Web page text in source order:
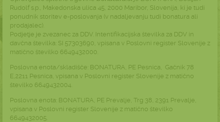
Rudolf s.p., Makedonska ulica 45, 2000 Maribor, Slovenija, ki je tudi
ponudnik storitev e-poslovanja (v nadaljevanju tudi bonatura ali
prodajalec).
Podjetje je zvezanec za DDV. Intentifikacijska številka za DDV in
davčna številka: SI 57303690, vpisana v Poslovni register Slovenije z
matično številko 6649432000.
Poslovna enota/skladišče: BONATURA, PE Pesnica, Gačnik 78
E,2211 Pesnica, vpisana v Poslovni register Slovenije z matično
številko 6649432004.
Poslovna enota: BONATURA, PE Prevalje, Trg 38, 2391 Prevalje,
vpisana v Poslovni register Slovenije z matično številko
6649432005.